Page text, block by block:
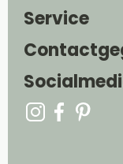
Service